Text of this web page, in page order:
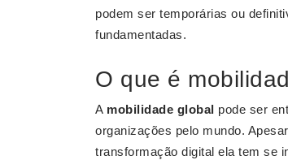
podem ser temporárias ou
fundamentadas.
O que é
A mobilidade global pode ser
organizações pelo mundo.
transformação digital ela tem se